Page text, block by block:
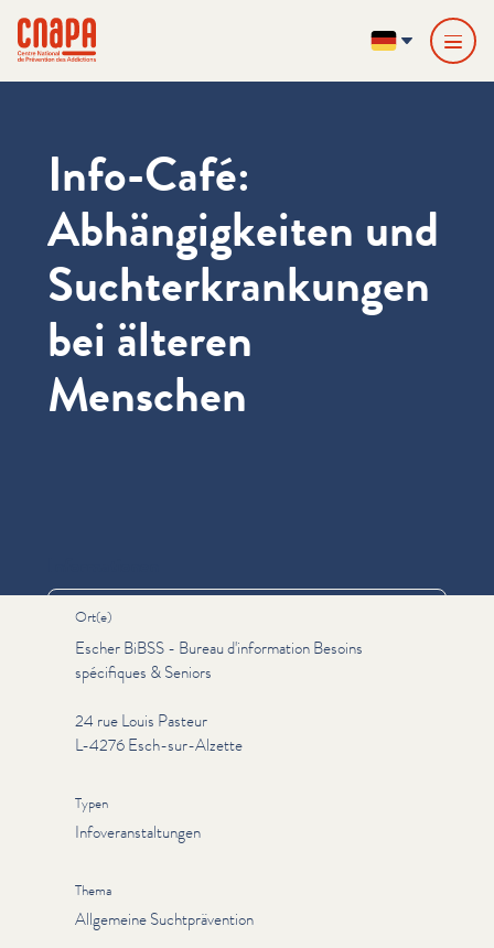
cnapa
DE
Info-Café:
Abhängigkeiten und
Suchterkrankungen
bei älteren
Menschen
Ort(e)
Escher BiBSS - Bureau d'information Besoins
spécifiques & Seniors
24 rue Louis Pasteur
L-4276 Esch-sur-Alzette
Typen
Infoveranstaltungen
Thema
Allgemeine Suchtprävention